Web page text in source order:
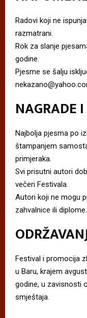
Radovi koji ne
razmatrani.
Rok za slanje
godine.
Pjesme se šalju
NAGRADE
Najbolja pjesma po
štampanjem
primjeraka.
Svi prisutni autori
večeri Festivala.
Autori koji ne mogu
zahvalnice ili diplome.
Festival i promocija
u Baru, krajem
godine, u zavisnosti
smještaja.